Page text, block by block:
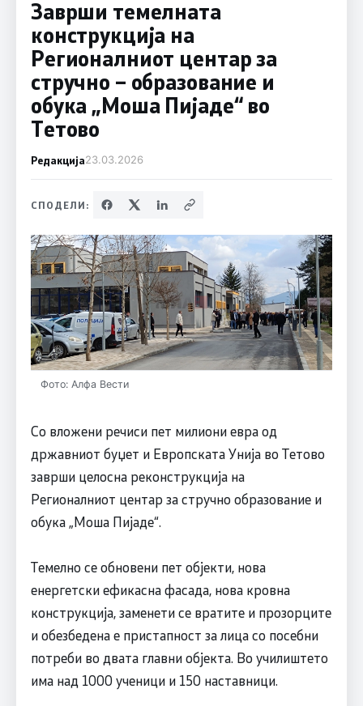
Заврши темелната
конструкција на
Регионалниот центар за
стручно – образование и
обука „Моша Пијаде“ во
Тетово
Редакција23.03.2026
СПОДЕЛИ:
Фото: Алфа Вести
Со вложени речиси пет милиони евра од
државниот буџет и Европската Унија во Тетово
заврши целосна реконструкција на
Регионалниот центар за стручно образование и
обука „Моша Пијаде“.
Темелно се обновени пет објекти, нова
енергетски ефикасна фасада, нова кровна
конструкција, заменети се вратите и прозорците
и обезбедена е пристапност за лица со посебни
потреби во двата главни објекта. Во училиштето
има над 1000 ученици и 150 наставници.